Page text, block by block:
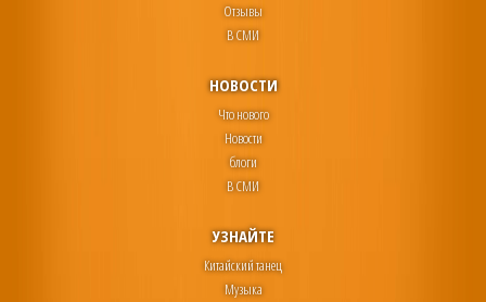
Отзывы
В СМИ
НОВОСТИ
Что нового
Новости
блоги
В СМИ
УЗНАЙТЕ
Китайский танец
Музыка